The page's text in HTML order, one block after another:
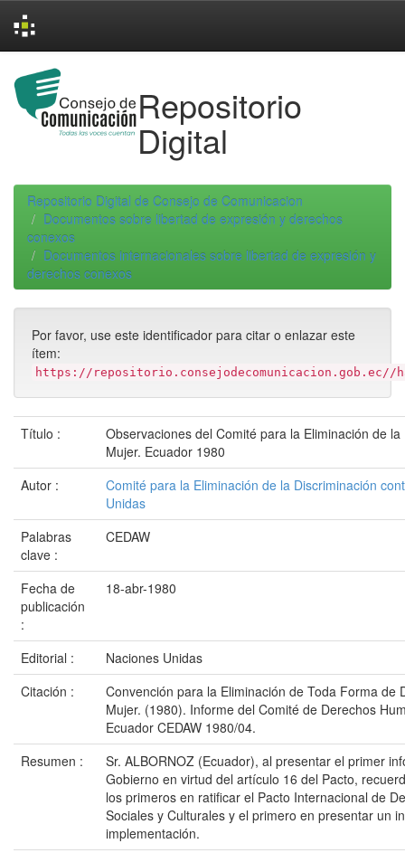
navigation
Repositorio
Digital
Repositorio Digital de Consejo de Comunicacion
Documentos sobre libertad de expresión y derechos
conexos
Documentos internacionales sobre libertad de expresión y
derechos conexos
Por favor, use este identificador para citar o enlazar este
ítem:
https://repositorio.consejodecomunicacion.gob.ec//
Título :
Observaciones del Comité para la Eliminación de
Mujer. Ecuador 1980
Autor :
Comité para la Eliminación de la Discriminación
Unidas
Palabras
clave :
CEDAW
Fecha de
publicación
:
18-abr-1980
Editorial :
Naciones Unidas
Citación :
Convención para la Eliminación de Toda Forma de
Mujer. (1980). Informe del Comité de Derechos
Ecuador CEDAW 1980/04.
Resumen :
Sr. ALBORNOZ (Ecuador), al presentar el primer
Gobierno en virtud del artículo 16 del Pacto,
los primeros en ratificar el Pacto Internacional de
Sociales y Culturales y el primero en presentar un
implementación.